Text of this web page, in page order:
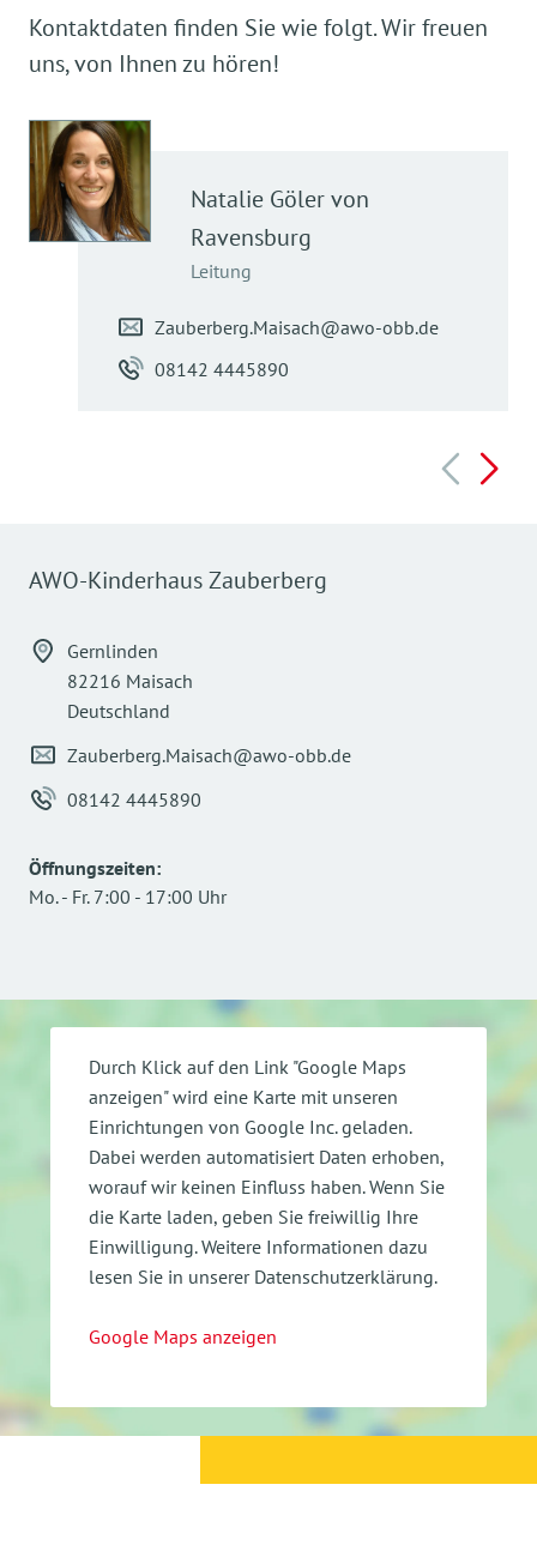
Kontaktdaten finden Sie wie folgt. Wir freuen
uns, von Ihnen zu hören!
Natalie Göler von
Ravensburg
Leitung
Zauberberg.Maisach@awo-obb.de
08142 4445890
AWO-Kinderhaus Zauberberg
Gernlinden
82216 Maisach
Deutschland
Zauberberg.Maisach@awo-obb.de
08142 4445890
Öffnungszeiten:
Mo.- Fr. 7:00 - 17:00 Uhr
Durch Klick auf den Link "Google Maps
anzeigen" wird eine Karte mit unseren
Einrichtungen von Google Inc. geladen.
Dabei werden automatisiert Daten erhoben,
worauf wir keinen Einfluss haben. Wenn Sie
die Karte laden, geben Sie freiwillig Ihre
Einwilligung. Weitere Informationen dazu
lesen Sie in unserer Datenschutzerklärung.
Google Maps anzeigen